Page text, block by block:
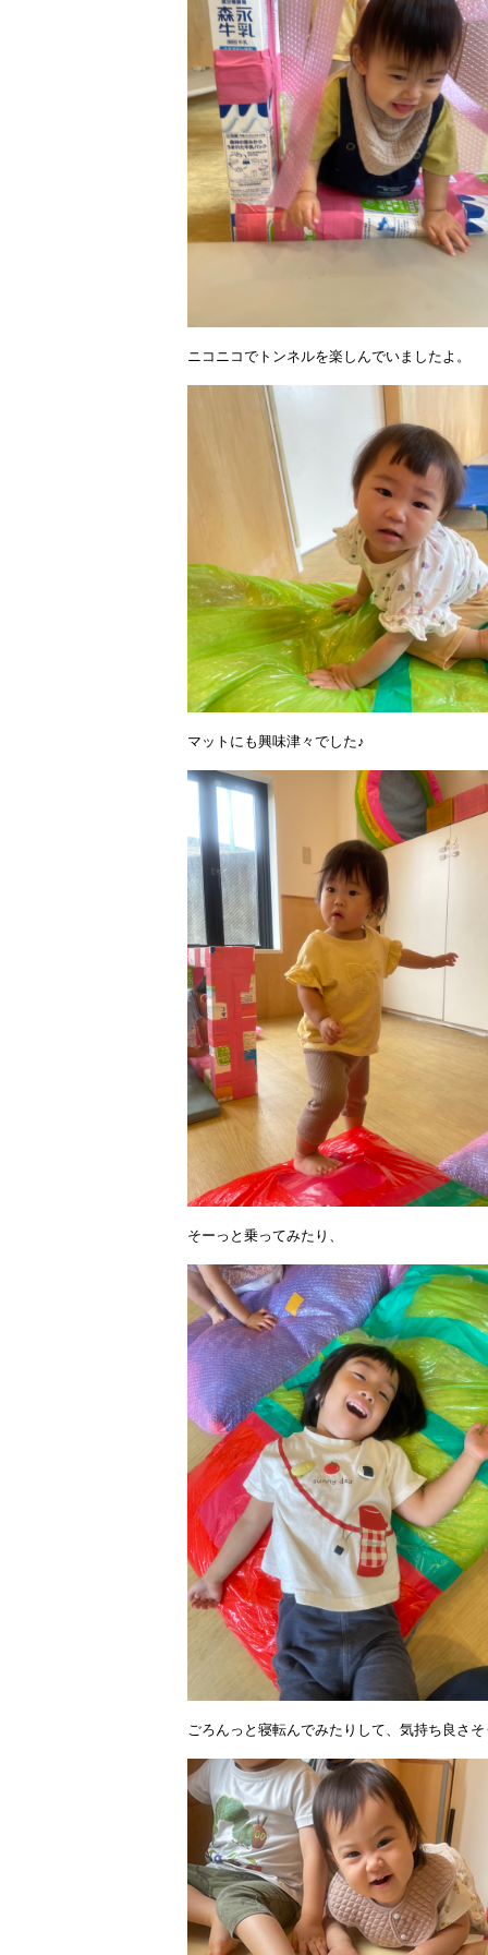
ニコニコでトンネルを楽しんでいましたよ。
マットにも興味津々でした♪
そーっと乗ってみたり、
ごろんっと寝転んでみたりして、気持ち良さ